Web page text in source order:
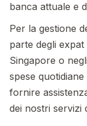
banca attuale e
Per la gestione
parte degli
Singapore o
spese
fornire
dei nostri servizi